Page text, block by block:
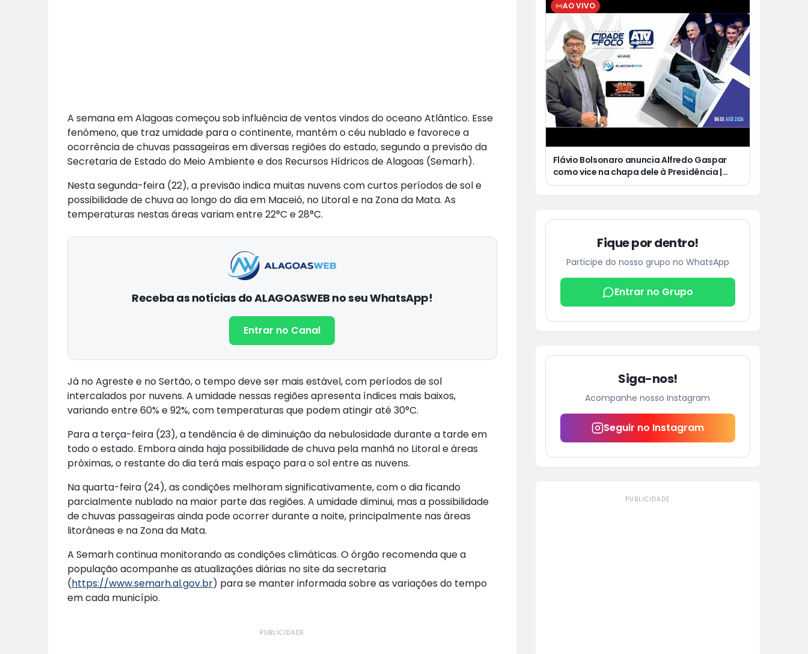
A semana em Alagoas começou sob influência de ventos vindos do oceano Atlântico. Esse
fenômeno, que traz umidade para o continente, mantém o céu nublado e favorece a
ocorrência de chuvas passageiras em diversas regiões do estado, segundo a previsão da
Secretaria de Estado do Meio Ambiente e dos Recursos Hídricos de Alagoas (Semarh).
Nesta segunda-feira (22), a previsão indica muitas nuvens com curtos períodos de sol e
possibilidade de chuva ao longo do dia em Maceió, no Litoral e na Zona da Mata. As
temperaturas nestas áreas variam entre 22°C e 28°C.
Receba as notícias do ALAGOASWEB no seu WhatsApp!
Entrar no Canal
Já no Agreste e no Sertão, o tempo deve ser mais estável, com períodos de sol
intercalados por nuvens. A umidade nessas regiões apresenta índices mais baixos,
variando entre 60% e 92%, com temperaturas que podem atingir até 30°C.
Para a terça-feira (23), a tendência é de diminuição da nebulosidade durante a tarde em
todo o estado. Embora ainda haja possibilidade de chuva pela manhã no Litoral e áreas
próximas, o restante do dia terá mais espaço para o sol entre as nuvens.
Na quarta-feira (24), as condições melhoram significativamente, com o dia ficando
parcialmente nublado na maior parte das regiões. A umidade diminui, mas a possibilidade
de chuvas passageiras ainda pode ocorrer durante a noite, principalmente nas áreas
litorâneas e na Zona da Mata.
A Semarh continua monitorando as condições climáticas. O órgão recomenda que a
população acompanhe as atualizações diárias no site da secretaria
(https://www.semarh.al.gov.br) para se manter informada sobre as variações do tempo
em cada município.
PUBLICIDADE
AO VIVO
Flávio Bolsonaro anuncia Alfredo Gaspar
como vice na chapa dele à Presidência |
Justiça condena Equatorial a pagar R$ 3 mil
Fique por dentro!
Participe do nosso grupo no WhatsApp
Entrar no Grupo
Siga-nos!
Acompanhe nosso Instagram
Seguir no Instagram
PUBLICIDADE